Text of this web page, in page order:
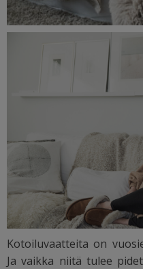
Kotoiluvaatteita on
Ja vaikka niitä tulee